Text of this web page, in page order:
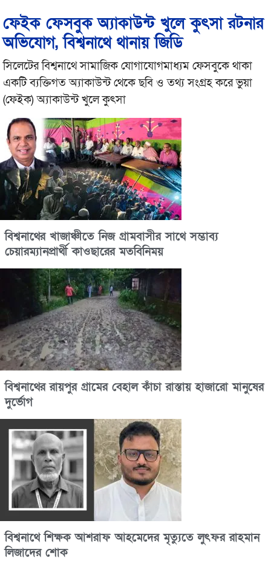
ফেইক ফেসবুক অ্যাকাউন্ট খুলে কুৎসা রটনার
অভিযোগ, বিশ্বনাথে থানায় জিডি
সিলেটের বিশ্বনাথে সামাজিক যোগাযোগমাধ্যম ফেসবুকে থাকা
একটি ব্যক্তিগত অ্যাকাউন্ট থেকে ছবি ও তথ্য সংগ্রহ করে ভুয়া
(ফেইক) অ্যাকাউন্ট খুলে কুৎসা
বিশ্বনাথের খাজাঞ্চীতে নিজ গ্রামবাসীর সাথে সম্ভাব্য
চেয়ারম্যানপ্রার্থী কাওছারের মতবিনিময়
বিশ্বনাথের রায়পুর গ্রামের বেহাল কাঁচা রাস্তায় হাজারো মানুষের
দুর্ভোগ
বিশ্বনাথে শিক্ষক আশরাফ আহমেদের মৃত্যুতে লুৎফর রাহমান
লিজাদের শোক